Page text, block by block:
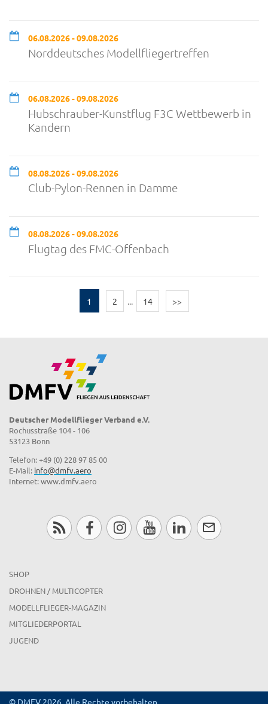
06.08.2026 - 09.08.2026
Norddeutsches Modellfliegertreffen
06.08.2026 - 09.08.2026
Hubschrauber-Kunstflug F3C Wettbewerb in
Kandern
08.08.2026 - 09.08.2026
Club-Pylon-Rennen in Damme
08.08.2026 - 09.08.2026
Flugtag des FMC-Offenbach
1 2 ... 14 >>
Deutscher Modellflieger Verband e.V.
Rochusstraße 104 - 106
53123 Bonn
Telefon: +49 (0) 228 97 85 00
E-Mail: info@dmfv.aero
Internet: www.dmfv.aero
SHOP
DROHNEN / MULTICOPTER
MODELLFLIEGER-MAGAZIN
MITGLIEDERPORTAL
JUGEND
© DMFV 2026, Alle Rechte vorbehalten.